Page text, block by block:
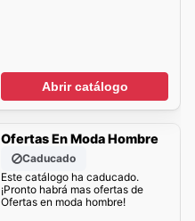
Abrir catálogo
Ofertas En Moda Hombre
Caducado
Este catálogo ha caducado.
¡Pronto habrá mas ofertas de
Ofertas en moda hombre!